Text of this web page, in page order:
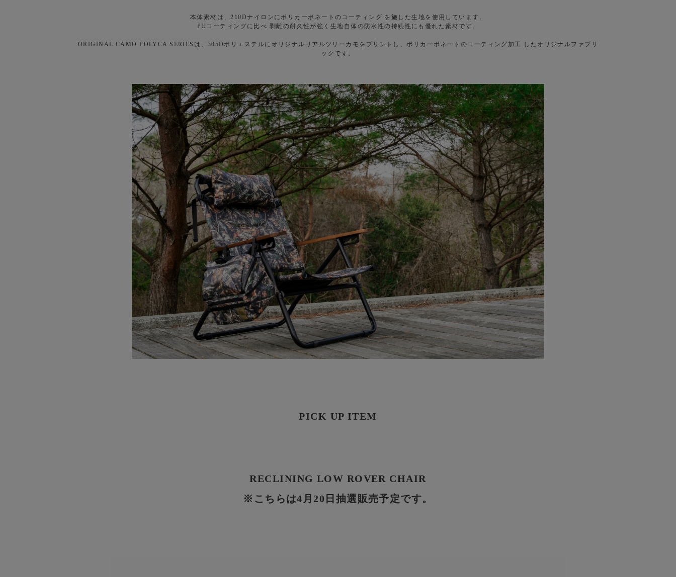
本体素材は、210Dナイロンにポリカーボネートのコーティング を施した生地を使用しています。
PUコーティングに比べ 剥離の耐久性が強く生地自体の防水性の持続性にも優れた素材です。
ORIGINAL CAMO POLYCA SERIESは、305Dポリエステルにオリジナルリアルツリーカモをプリントし、ポリカーボネートのコーティング加工 したオリジナルファブリ
ックです。
PICK UP ITEM
RECLINING LOW ROVER CHAIR
※こちらは4月20日抽選販売予定です。